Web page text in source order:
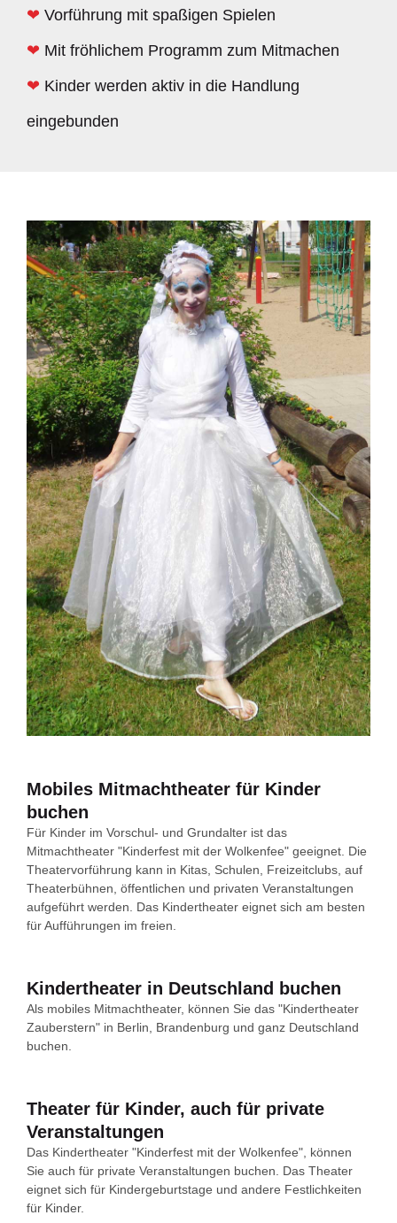
❤ Vorführung mit spaßigen Spielen
❤ Mit fröhlichem Programm zum Mitmachen
❤ Kinder werden aktiv in die Handlung
eingebunden
Mobiles Mitmachtheater für Kinder
buchen
Für Kinder im Vorschul- und Grundalter ist das
Mitmachtheater "Kinderfest mit der Wolkenfee" geeignet. Die
Theatervorführung kann in Kitas, Schulen, Freizeitclubs, auf
Theaterbühnen, öffentlichen und privaten Veranstaltungen
aufgeführt werden. Das Kindertheater eignet sich am besten
für Aufführungen im freien.
Kindertheater in Deutschland buchen
Als mobiles Mitmachtheater, können Sie das "Kindertheater
Zauberstern" in Berlin, Brandenburg und ganz Deutschland
buchen.
Theater für Kinder, auch für private
Veranstaltungen
Das Kindertheater "Kinderfest mit der Wolkenfee", können
Sie auch für private Veranstaltungen buchen. Das Theater
eignet sich für Kindergeburtstage und andere Festlichkeiten
für Kinder.